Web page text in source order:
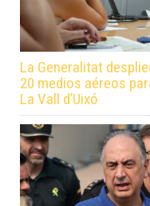
La Generalitat
20 medios aéreos
La Vall d’Uixó